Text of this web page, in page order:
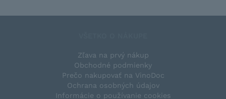
Zľava na prvý nákup
Obchodné podmienky
Prečo nakupovať na VinoDoc
Ochrana osobných údajov
Informácie o používanie cookies